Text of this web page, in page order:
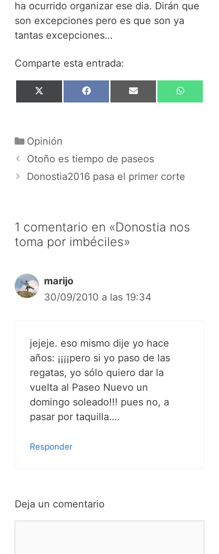
ha ocurrido organizar ese dia. Dirán que
son excepciones pero es que son ya
tantas excepciones…
Comparte esta entrada:
Compartir
en
(
t
e
)
Compartir
en
a
k
Compartir
en
m
en
h
Categorías
Opinión
Otoño es tiempo de paseos
Donostia2016 pasa el primer corte
1 comentario en «Donostia nos
toma por imbéciles»
marijo
30/09/2010 a las 19:34
jejeje. eso mismo dije yo hace
años: ¡¡¡¡pero si yo paso de las
regatas, yo sólo quiero dar la
vuelta al Paseo Nuevo un
domingo soleado!!! pues no, a
pasar por taquilla….
Responder
Deja un comentario